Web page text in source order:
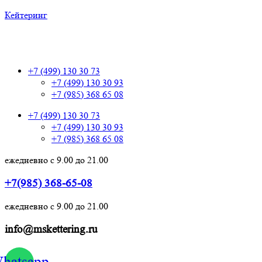
Кейтеринг
+7 (499) 130 30 73
+7 (499) 130 30 93
+7 (985) 368 65 08
+7 (499) 130 30 73
+7 (499) 130 30 93
+7 (985) 368 65 08
ежедневно с 9.00 до 21.00
+7(985) 368-65-08
ежедневно с 9.00 до 21.00
info@mskettering.ru